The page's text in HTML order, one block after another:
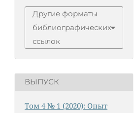
Другие форматы
библиографических
ссылок
ВЫПУСК
Том 4 № 1 (2020): Опыт